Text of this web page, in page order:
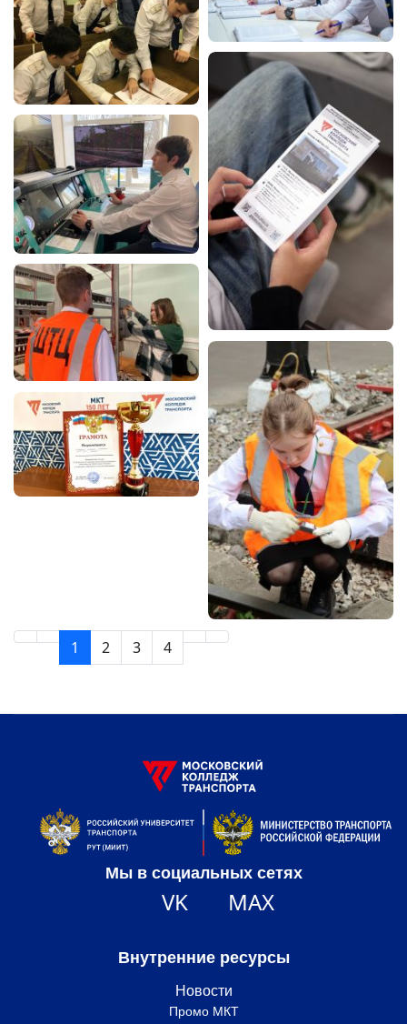
1 2 3 4
Мы в социальных сетях
VK MAX
Внутренние ресурсы
Новости
Промо МКТ